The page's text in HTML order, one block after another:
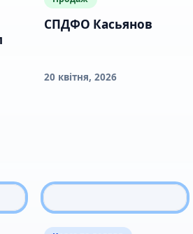
СПДФО Касьянов
20 квітня, 2026